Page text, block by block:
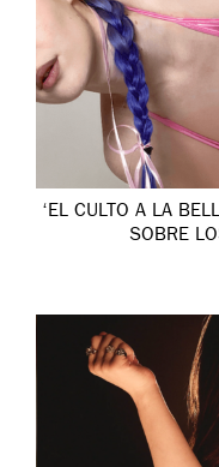
‘EL CULTO A LA
SOBRE